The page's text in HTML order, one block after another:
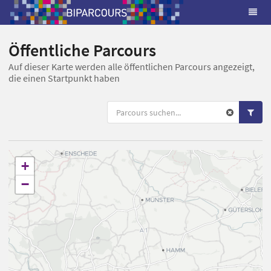
Öffentliche Parcours
Auf dieser Karte werden alle öffentlichen Parcours angezeigt,
die einen Startpunkt haben
+
−